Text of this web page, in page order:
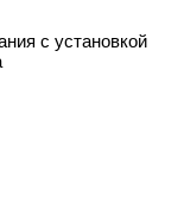
с установкой